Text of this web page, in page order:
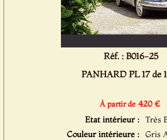
Réf. : B016-25
PANHARD PL 17 de
À partir de 420 €
Etat intérieur : Très
Couleur intérieure : Gris